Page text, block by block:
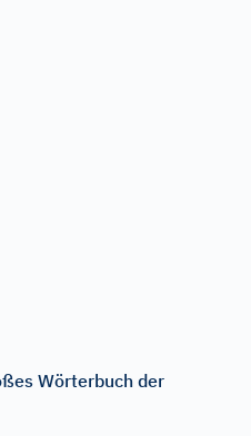
Wörterbuch der